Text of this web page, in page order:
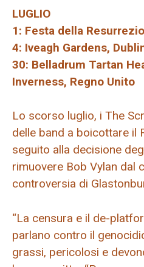
LUGLIO
1: Festa della
4: Iveagh Gardens,
30: Belladrum Tartan
Inverness, Regno Unito
Lo scorso luglio, i The
delle band a boicottare il
seguito alla decisione
rimuovere Bob Vylan dal
controversia di
“La censura e il de-
parlano contro il
grassi, pericolosi e